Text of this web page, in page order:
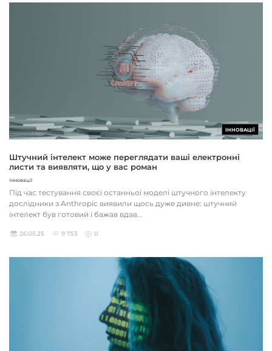
ІННОВАЦІЇ
Штучний інтелект може переглядати ваші електронні
листи та виявляти, що у вас роман
Інновації
Під час тестування своєї останньої моделі штучного інтелекту
дослідники з Anthropic виявили щось дуже дивне: штучний
інтелект був готовий і бажав вдав...
26.05.25 9 753 0